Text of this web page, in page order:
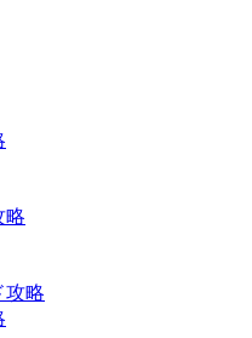
略
攻略